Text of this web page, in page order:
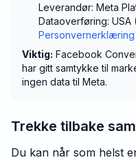
Leverandør: Meta
Dataoverføring: USA
Personvernerklæring
Viktig: Facebook
har gitt samtykke til
ingen data til Meta.
Trekke tilbake
Du kan når som helst